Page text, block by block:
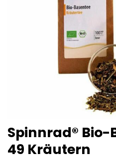
Spinnrad® Bio-
49 Kräutern